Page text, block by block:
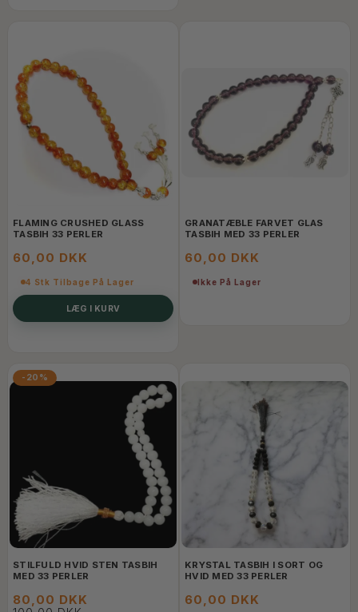
FLAMING CRUSHED GLASS
TASBIH 33 PERLER
60,00 DKK
4 Stk Tilbage På Lager
LÆG I KURV
GRANATÆBLE FARVET GLAS
TASBIH MED 33 PERLER
60,00 DKK
Ikke På Lager
-20%
STILFULD HVID STEN TASBIH
MED 33 PERLER
80,00 DKK
KRYSTAL TASBIH I SORT OG
HVID MED 33 PERLER
60,00 DKK